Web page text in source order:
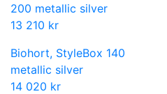
200 metallic silver
13 210 kr
Biohort, StyleBox 140
metallic silver
14 020 kr